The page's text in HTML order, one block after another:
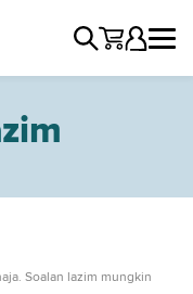
Soalan lazim mungkin